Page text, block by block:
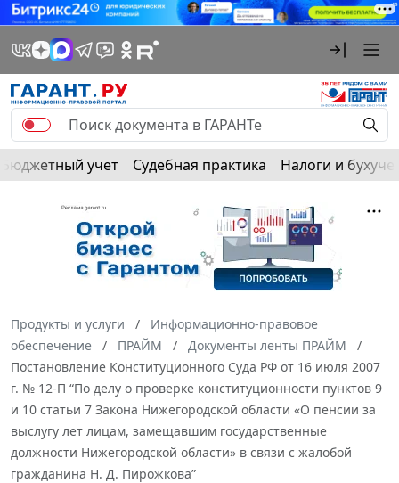
Бюджетный учет Судебная практика Налоги и
Продукты и услуги
Информационно-правовое
обеспечение
ПРАЙМ
Документы ленты ПРАЙМ
Постановление Конституционного Суда РФ от 16 июля 2007
г. № 12-П “По делу о проверке конституционности пунктов 9
и 10 статьи 7 Закона Нижегородской области «О пенсии за
выслугу лет лицам, замещавшим государственные
должности Нижегородской области» в связи с жалобой
гражданина Н. Д. Пирожкова”